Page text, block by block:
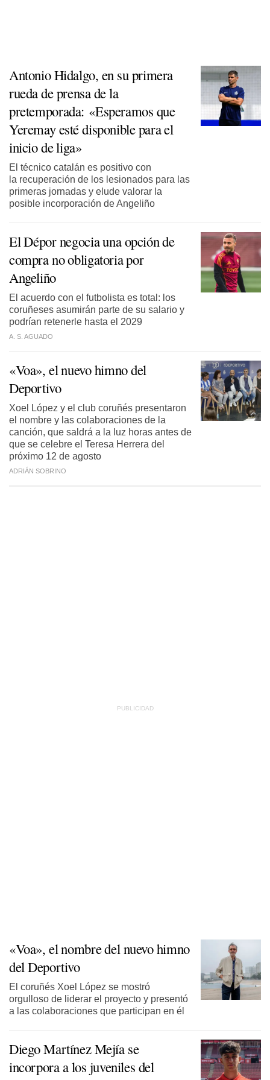
Antonio Hidalgo, en su primera
rueda de prensa de la
pretemporada: «Esperamos que
Yeremay esté disponible para el
inicio de liga»
El técnico catalán es positivo con
la recuperación de los lesionados para las
primeras jornadas y elude valorar la
posible incorporación de Angeliño
El Dépor negocia una opción de
compra no obligatoria por
Angeliño
El acuerdo con el futbolista es total: los
coruñeses asumirán parte de su salario y
podrían retenerle hasta el 2029
A. S. AGUADO
«Voa», el nuevo himno del
Deportivo
Xoel López y el club coruñés presentaron
el nombre y las colaboraciones de la
canción, que saldrá a la luz horas antes de
que se celebre el Teresa Herrera del
próximo 12 de agosto
ADRIÁN SOBRINO
«Voa», el nombre del nuevo himno
del Deportivo
El coruñés Xoel López se mostró
orgulloso de liderar el proyecto y presentó
a las colaboraciones que participan en él
Diego Martínez Mejía se
incorpora a los juveniles del